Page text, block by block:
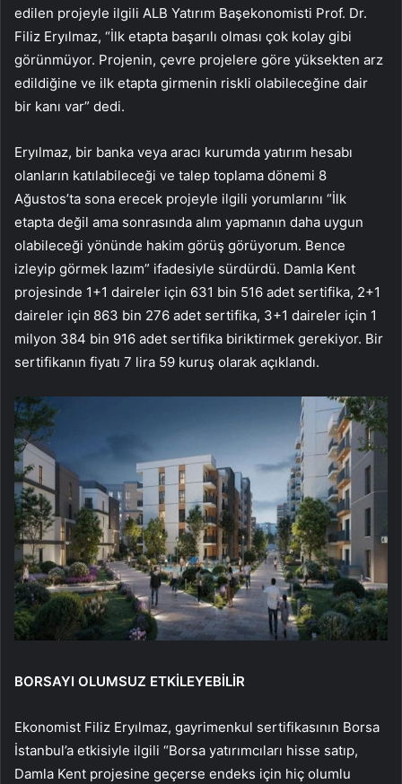
edilen projeyle ilgili ALB Yatırım Başekonomisti Prof. Dr.
Filiz Eryılmaz, “İlk etapta başarılı olması çok kolay gibi
görünmüyor. Projenin, çevre projelere göre yüksekten arz
edildiğine ve ilk etapta girmenin riskli olabileceğine dair
bir kanı var” dedi.
Eryılmaz, bir banka veya aracı kurumda yatırım hesabı
olanların katılabileceği ve talep toplama dönemi 8
Ağustos’ta sona erecek projeyle ilgili yorumlarını “İlk
etapta değil ama sonrasında alım yapmanın daha uygun
olabileceği yönünde hakim görüş görüyorum. Bence
izleyip görmek lazım” ifadesiyle sürdürdü. Damla Kent
projesinde 1+1 daireler için 631 bin 516 adet sertifika, 2+1
daireler için 863 bin 276 adet sertifika, 3+1 daireler için 1
milyon 384 bin 916 adet sertifika biriktirmek gerekiyor. Bir
sertifikanın fiyatı 7 lira 59 kuruş olarak açıklandı.
BORSAYI OLUMSUZ ETKİLEYEBİLİR
Ekonomist Filiz Eryılmaz, gayrimenkul sertifikasının Borsa
İstanbul’a etkisiyle ilgili “Borsa yatırımcıları hisse satıp,
Damla Kent projesine geçerse endeks için hiç olumlu